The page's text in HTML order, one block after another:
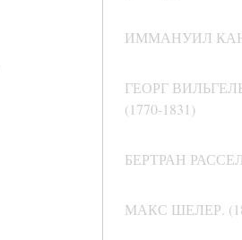
ИММАНУИЛ
ГЕОРГ
(1770-1831)
БЕРТРАН
МАКС ШЕЛЕР.